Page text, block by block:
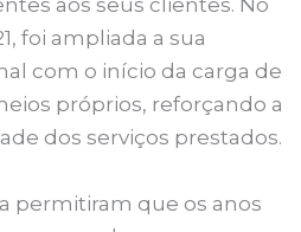
aos seus clientes. No
foi ampliada a sua
com o início da carga de
próprios, reforçando a
dos serviços prestados.
permitiram que os anos